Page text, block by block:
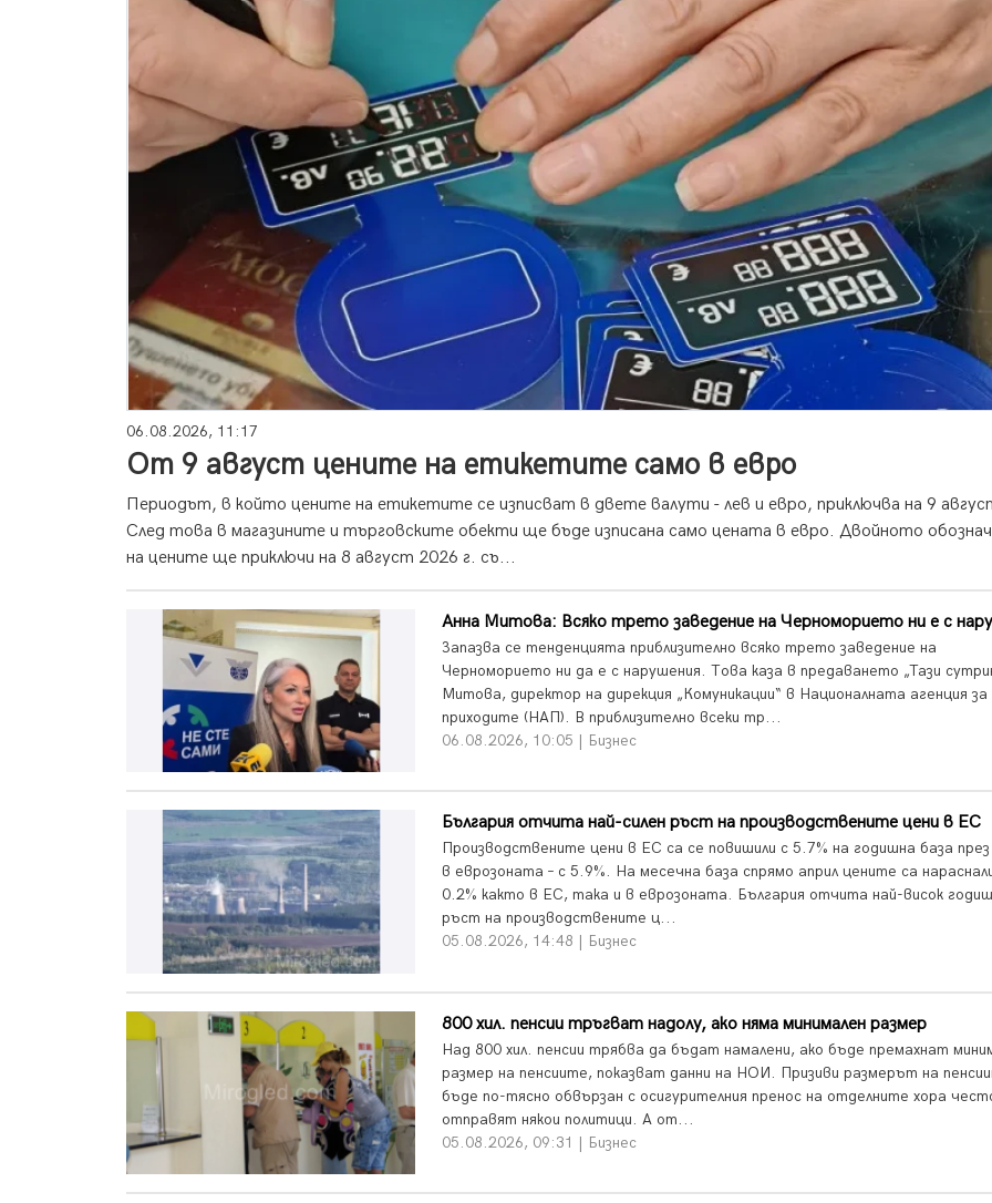
06.08.2026, 11:17
От 9 август цените на етикетите само в евро
Периодът, в който цените на етикетите се изписват в двете валути - лев и евро, приключва на 9
След това в магазините и търговските обекти ще бъде изписана само цената в евро. Двойното
на цените ще приключи на 8 август 2026 г. съ...
Анна Митова: Всяко трето заведение на Черноморието ни е с
Запазва се тенденцията приблизително всяко трето заведение на
Черноморието ни да е с нарушения. Това каза в предаването „Тази
Митова, директор на дирекция „Комуникации“ в Националната агенция за
приходите (НАП). В приблизително всеки тр...
06.08.2026, 10:05 | Бизнес
България отчита най-силен ръст на производствените цени в ЕС
Производствените цени в ЕС са се повишили с 5.7% на годишна база
в еврозоната – с 5.9%. На месечна база спрямо април цените са
0.2% както в ЕС, така и в еврозоната. България отчита най-висок
ръст на производствените ц...
05.08.2026, 14:48 | Бизнес
800 хил. пенсии тръгват надолу, ако няма минимален размер
Над 800 хил. пенсии трябва да бъдат намалени, ако бъде премахнат
размер на пенсиите, показват данни на НОИ. Призиви размерът на
бъде по-тясно обвързан с осигурителния пренос на отделните хора
отправят някои политици. А от...
05.08.2026, 09:31 | Бизнес